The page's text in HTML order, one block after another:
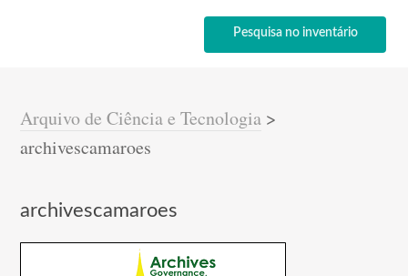
Pesquisa no inventário
Arquivo de Ciência e Tecnologia >
archivescamaroes
archivescamaroes